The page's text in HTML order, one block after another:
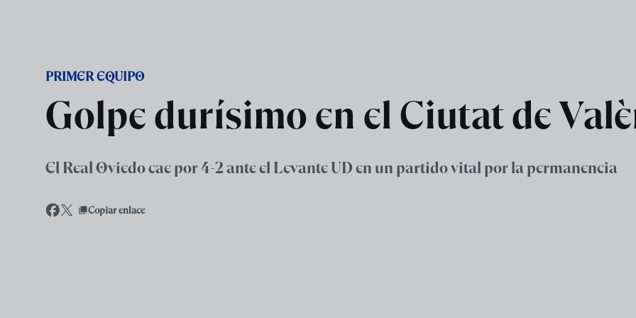
PRIMER EQUIPO
Golpe durísimo en el Ciutat de
El Real Oviedo cae por 4-2 ante el Levante UD en un partido vital por la permanencia
Copiar enlace